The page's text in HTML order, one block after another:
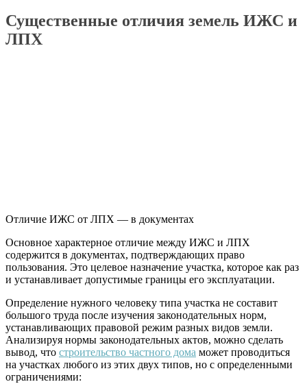
Существенные отличия земель ИЖС и
ЛПХ
Отличие ИЖС от ЛПХ — в документах
Основное характерное отличие между ИЖС и ЛПХ
содержится в документах, подтверждающих право
пользования. Это целевое назначение участка, которое как раз
и устанавливает допустимые границы его эксплуатации.
Определение нужного человеку типа участка не составит
большого труда после изучения законодательных норм,
устанавливающих правовой режим разных видов земли.
Анализируя нормы законодательных актов, можно сделать
вывод, что строительство частного дома может проводиться
на участках любого из этих двух типов, но с определенными
ограничениями: